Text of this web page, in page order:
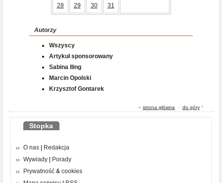
28 29 30 31
Autorzy
Wszyscy
Artykuł sponsorowany
Sabina Iling
Marcin Opolski
Krzysztof Gontarek
« strona główna - do góry ^
Stopka
O nas
Redakcja
Wywiady
Porady
Prywatność & cookies